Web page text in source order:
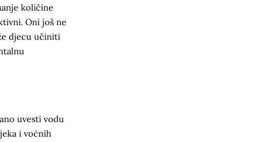
količine
Oni još ne
djecu učiniti
uvesti vodu
i voćnih